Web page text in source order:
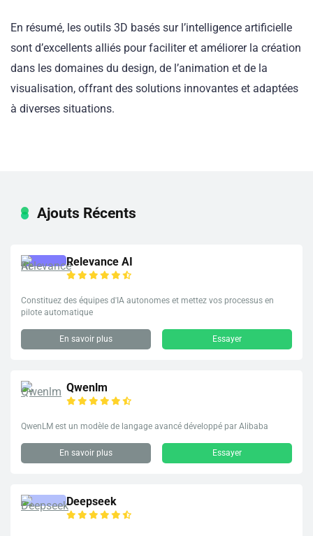
En résumé, les outils 3D basés sur l’intelligence artificielle
sont d’excellents alliés pour faciliter et améliorer la création
dans les domaines du design, de l’animation et de la
visualisation, offrant des solutions innovantes et adaptées
à diverses situations.
Ajouts Récents
Relevance AI
Constituez des équipes d'IA autonomes et mettez vos processus en
pilote automatique
En savoir plus Essayer
Qwenlm
QwenLM est un modèle de langage avancé développé par Alibaba
En savoir plus Essayer
Deepseek